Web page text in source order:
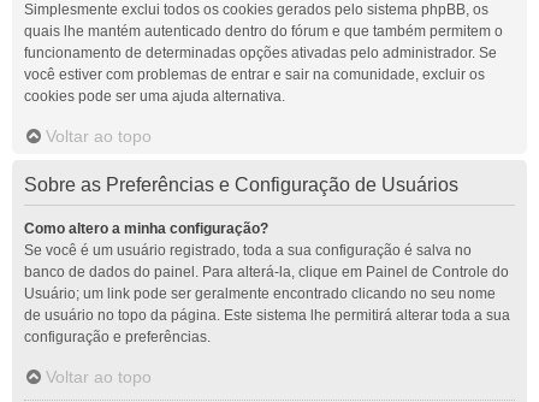
Simplesmente exclui todos os cookies gerados pelo sistema phpBB, os
quais lhe mantém autenticado dentro do fórum e que também permitem o
funcionamento de determinadas opções ativadas pelo administrador. Se
você estiver com problemas de entrar e sair na comunidade, excluir os
cookies pode ser uma ajuda alternativa.
Voltar ao topo
Sobre as Preferências e Configuração de Usuários
Como altero a minha configuração?
Se você é um usuário registrado, toda a sua configuração é salva no
banco de dados do painel. Para alterá-la, clique em Painel de Controle do
Usuário; um link pode ser geralmente encontrado clicando no seu nome
de usuário no topo da página. Este sistema lhe permitirá alterar toda a sua
configuração e preferências.
Voltar ao topo